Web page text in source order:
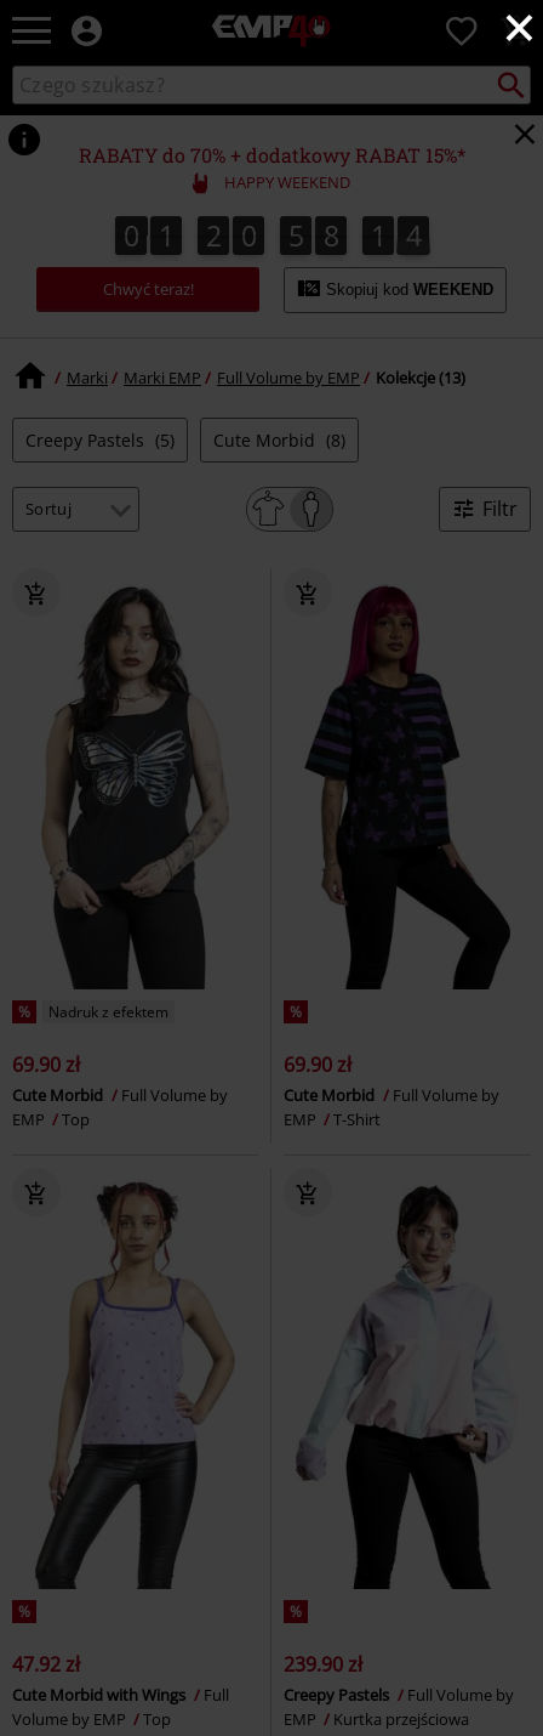
×
EMP
Merch
Fanów:
Muzyki,
Filmów,
Seriali
Gier
Moda
Alternatywna.
0
Wyszukaj
katalog
Szukaj
RABATY do 70% + dodatkowy RABAT 15%*
HAPPY WEEKEND
0
0 1
1 2
2 0
0 5
5 8
8 1
1 3
4
3
5
4
Chwyć teraz! Skopiuj kod WEEKEND
Marki Marki EMP Full Volume by EMP Kolekcje (13)
Creepy Pastels (5) Cute Morbid (8)
Filtr
% Nadruk z efektem
69.90 zł
Cute Morbid
Full Volume by
EMP
Top
%
69.90 zł
Cute Morbid
Full Volume by
EMP
T-Shirt
%
47.92 zł
Cute Morbid with Wings
Full
Volume by EMP
Top
%
239.90 zł
Creepy Pastels
Full Volume by
EMP
Kurtka przejściowa